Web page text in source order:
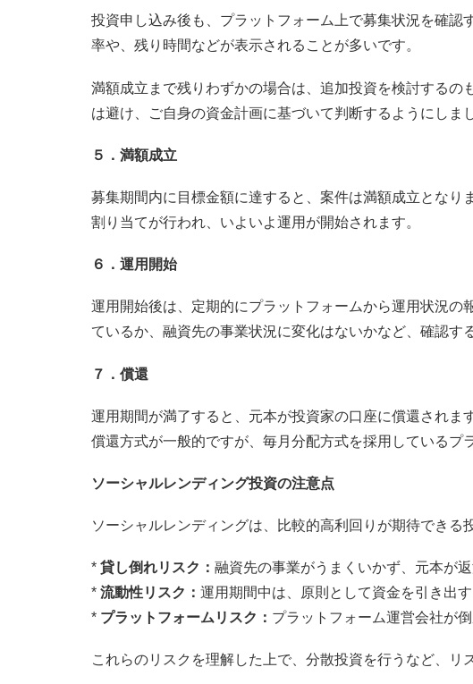
投資申し込み後も、プラットフォーム上で募集状況を確認
率や、残り時間などが表示されることが多いです。
満額成立まで残りわずかの場合は、追加投資を検討するの
は避け、ご自身の資金計画に基づいて判断するようにしま
５．満額成立
募集期間内に目標金額に達すると、案件は満額成立となり
割り当てが行われ、いよいよ運用が開始されます。
６．運用開始
運用開始後は、定期的にプラットフォームから運用状況の
ているか、融資先の事業状況に変化はないかなど、確認す
７．償還
運用期間が満了すると、元本が投資家の口座に償還されま
償還方式が一般的ですが、毎月分配方式を採用しているプ
ソーシャルレンディング投資の注意点
ソーシャルレンディングは、比較的高利回りが期待できる
* 貸し倒れリスク： 融資先の事業がうまくいかず、元本が
* 流動性リスク： 運用期間中は、原則として資金を引き出す
* プラットフォームリスク： プラットフォーム運営会社が
これらのリスクを理解した上で、分散投資を行うなど、リ